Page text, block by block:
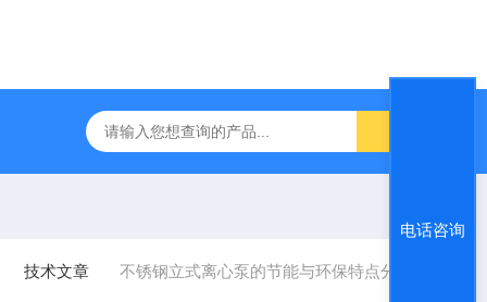
险自吸泵 高吸程自吸泵 IHG不锈钢立式离心泵
技术文章 不锈钢立式离心泵的节能与环保特点分析
电话咨询